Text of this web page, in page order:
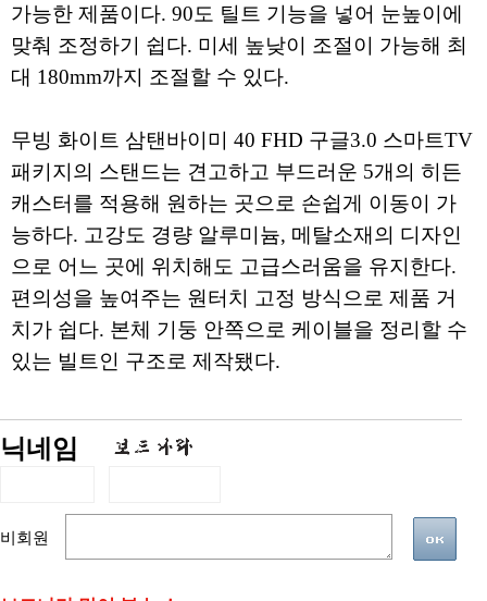
가능한 제품이다. 90도 틸트 기능을 넣어 눈높이에
맞춰 조정하기 쉽다. 미세 높낮이 조절이 가능해 최
대 180mm까지 조절할 수 있다.
무빙 화이트 삼탠바이미 40 FHD 구글3.0 스마트TV
패키지의 스탠드는 견고하고 부드러운 5개의 히든
캐스터를 적용해 원하는 곳으로 손쉽게 이동이 가
능하다. 고강도 경량 알루미늄, 메탈소재의 디자인
으로 어느 곳에 위치해도 고급스러움을 유지한다.
편의성을 높여주는 원터치 고정 방식으로 제품 거
치가 쉽다. 본체 기둥 안쪽으로 케이블을 정리할 수
있는 빌트인 구조로 제작됐다.
닉네임
비회원